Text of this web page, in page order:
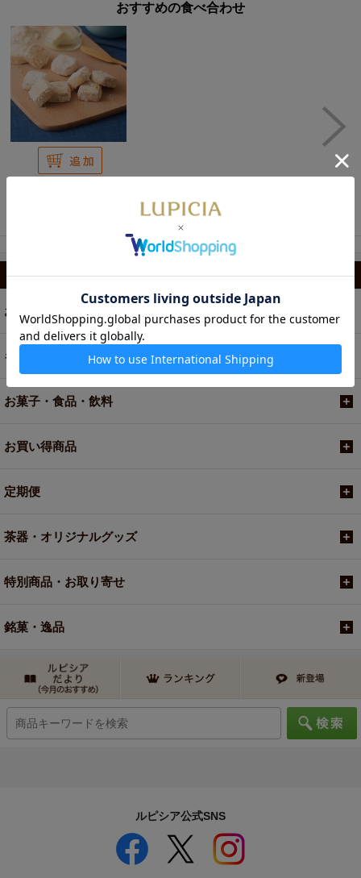
おすすめの食べ合わせ
カテゴリから選ぶ
お茶
ギフト
お菓子・食品・飲料
お買い得商品
定期便
茶器・オリジナルグッズ
特別商品・お取り寄せ
銘菓・逸品
ルピシア公式SNS